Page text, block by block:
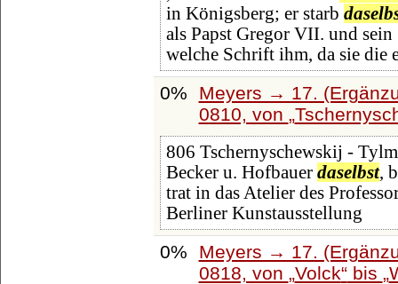
in Königsberg; er starb
als Papst Gregor VII. und
welche Schrift ihm, da sie die
0%
Meyers → 17.
0810, von
806 Tschernyschewskij -
Becker u. Hofbauer daselbst,
trat in das Atelier des
Berliner Kunstausstellung
0%
Meyers → 17.
0818, von Volck bis